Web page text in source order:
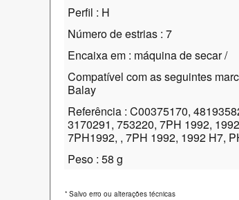
Perfil : H
Número de estrias : 7
Encaixa em : máquina de secar /
Compatível com as seguintes
Balay
Referência : C00375170,
3170291, 753220, 7PH 1992,
7PH1992, , 7PH 1992, 1992 H7,
Peso : 58 g
* Salvo erro ou alterações técnicas